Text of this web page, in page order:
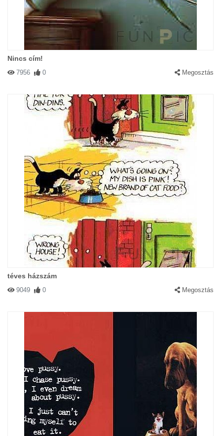
Nincs cím!
7956 0 Megosztás
téves házszám
9049 0 Megosztás